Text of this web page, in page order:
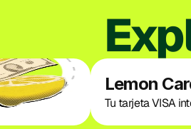
Lemon
Tu tarjeta VISA